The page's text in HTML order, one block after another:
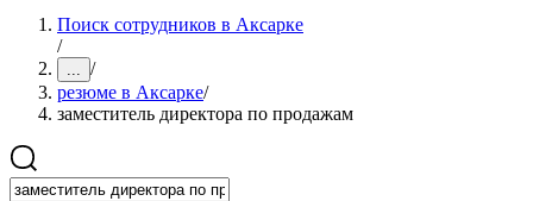
Поиск сотрудников в Аксарке
/
... /
резюме в Аксарке/
заместитель директора по продажам